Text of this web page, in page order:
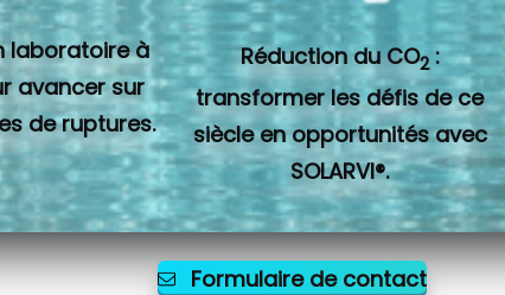
laboratoire à
avancer sur
de ruptures.
Réduction du CO2 :
transformer les défis de ce
siècle en opportunités avec
SOLARVI®.
Formulaire de contact